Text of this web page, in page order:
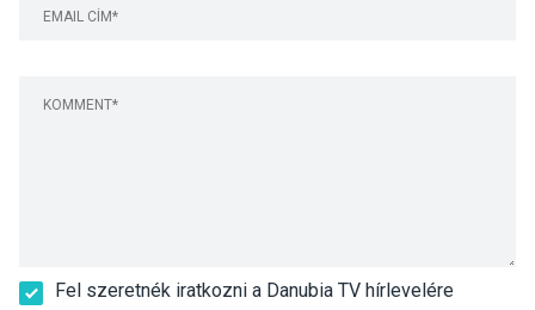
Fel szeretnék iratkozni a Danubia TV hírlevelére